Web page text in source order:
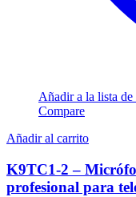
Añadir a la lista de
Compare
Añadir al carrito
K9TC1-2 –
profesional para